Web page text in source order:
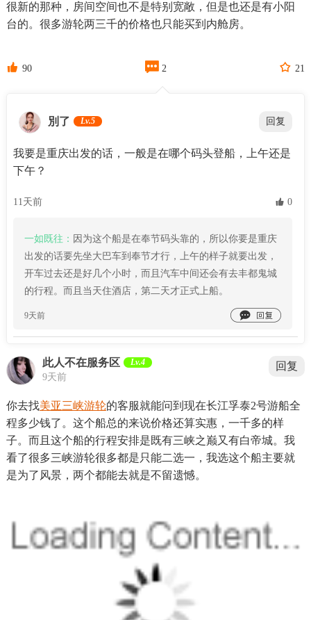
很新的那种，房间空间也不是特别宽敞，但是也还是有小阳
台的。很多游轮两三千的价格也只能买到内舱房。
 90  2  21
別了 Lv.5 回复
我要是重庆出发的话，一般是在哪个码头登船，上午还是
下午？
11天前  0
一如既往：
因为这个船是在奉节码头靠的，所以你要是重庆
出发的话要先坐大巴车到奉节才行，上午的样子就要出发，
开车过去还是好几个小时，而且汽车中间还会有去丰都鬼城
的行程。而且当天住酒店，第二天才正式上船。
9天前 
此人不在服务区 Lv.4
9天前
回复
你去找美亚三峡游轮的客服就能问到现在长江孚泰2号游船全
程多少钱了。这个船总的来说价格还算实惠，一千多的样
子。而且这个船的行程安排是既有三峡之巅又有白帝城。我
看了很多三峡游轮很多都是只能二选一，我选这个船主要就
是为了风景，两个都能去就是不留遗憾。